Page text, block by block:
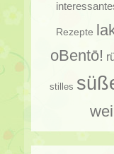
Rezepte
oBentō!
stilles